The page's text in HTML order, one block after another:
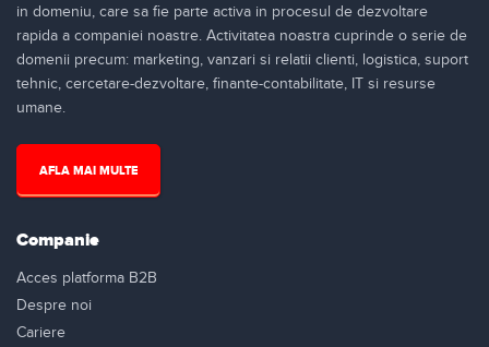
in domeniu, care sa fie parte activa in procesul de dezvoltare
rapida a companiei noastre. Activitatea noastra cuprinde o serie de
domenii precum: marketing, vanzari si relatii clienti, logistica, suport
tehnic, cercetare-dezvoltare, finante-contabilitate, IT si resurse
umane.
AFLA MAI MULTE
Companie
Acces platforma B2B
Despre noi
Cariere